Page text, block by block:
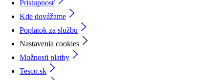
Prístupnosť
Kde dovážame
Poplatok za službu
Nastavenia cookies
Možnosti platby
Tesco.sk